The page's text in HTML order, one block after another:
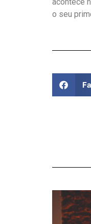
o seu